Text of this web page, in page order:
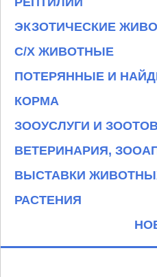
ЭКЗОТИЧЕСКИЕ
С/Х ЖИВОТНЫЕ
ПОТЕРЯННЫЕ И
КОРМА
ЗООУСЛУГИ И
ВЕТЕРИНАРИЯ,
ВЫСТАВКИ
РАСТЕНИЯ